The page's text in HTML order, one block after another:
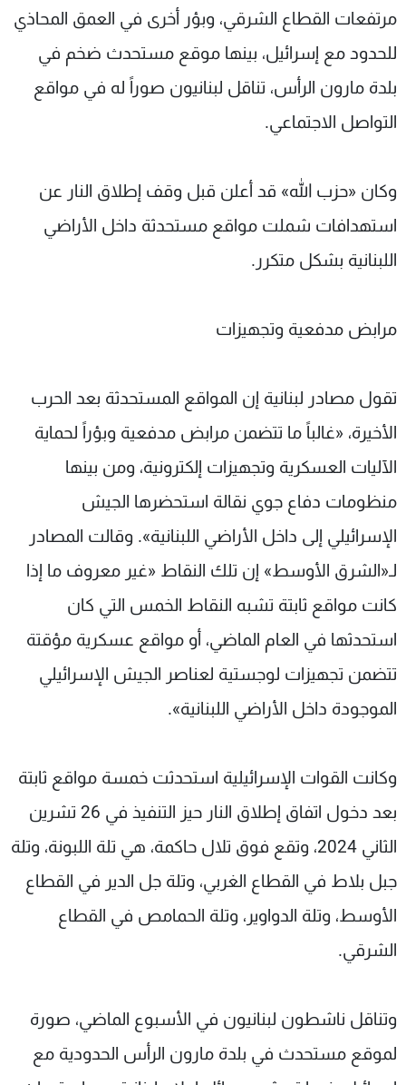
مرتفعات القطاع الشرقي، وبؤر أخرى في العمق المحاذي
للحدود مع إسرائيل، بينها موقع مستحدث ضخم في
بلدة مارون الرأس، تناقل لبنانيون صوراً له في مواقع
التواصل الاجتماعي.
وكان «حزب الله» قد أعلن قبل وقف إطلاق النار عن
استهدافات شملت مواقع مستحدثة داخل الأراضي
اللبنانية بشكل متكرر.
مرابض مدفعية وتجهيزات
تقول مصادر لبنانية إن المواقع المستحدثة بعد الحرب
الأخيرة، «غالباً ما تتضمن مرابض مدفعية وبؤراً لحماية
الآليات العسكرية وتجهيزات إلكترونية، ومن بينها
منظومات دفاع جوي نقالة استحضرها الجيش
الإسرائيلي إلى داخل الأراضي اللبنانية». وقالت المصادر
لـ«الشرق الأوسط» إن تلك النقاط «غير معروف ما إذا
كانت مواقع ثابتة تشبه النقاط الخمس التي كان
استحدثها في العام الماضي، أو مواقع عسكرية مؤقتة
تتضمن تجهيزات لوجستية لعناصر الجيش الإسرائيلي
الموجودة داخل الأراضي اللبنانية».
وكانت القوات الإسرائيلية استحدثت خمسة مواقع ثابتة
بعد دخول اتفاق إطلاق النار حيز التنفيذ في 26 تشرين
الثاني 2024، وتقع فوق تلال حاكمة، هي تلة اللبونة، وتلة
جبل بلاط في القطاع الغربي، وتلة جل الدير في القطاع
الأوسط، وتلة الدواوير، وتلة الحمامص في القطاع
الشرقي.
وتناقل ناشطون لبنانيون في الأسبوع الماضي، صورة
لموقع مستحدث في بلدة مارون الرأس الحدودية مع